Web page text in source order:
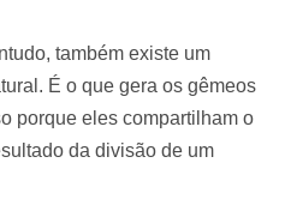
também existe um
É o que gera os gêmeos
porque eles compartilham o
da divisão de um